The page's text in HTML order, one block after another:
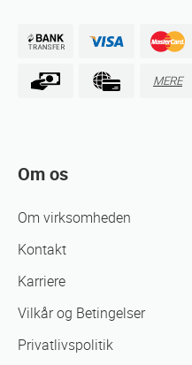
MERE
Om os
Om virksomheden
Kontakt
Karriere
Vilkår og Betingelser
Privatlivspolitik